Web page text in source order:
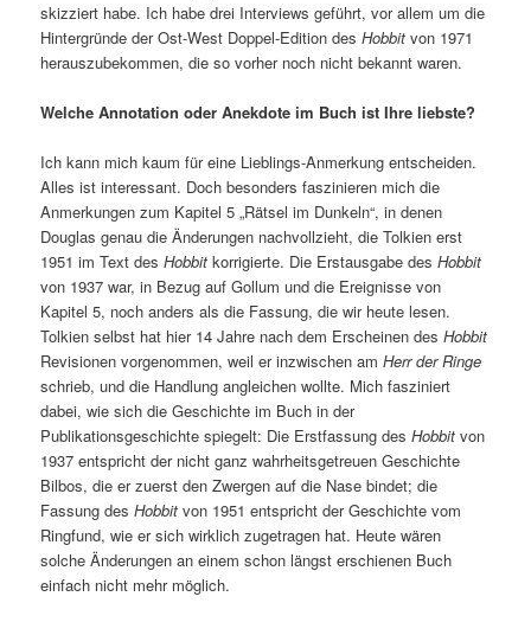
skizziert habe. Ich habe drei Interviews geführt, vor allem um die
Hintergründe der Ost-West Doppel-Edition desHobbit von 1971
herauszubekommen, die so vorher noch nicht bekannt waren.
Welche Annotation oder Anekdote im Buch ist Ihre liebste?
Ich kann mich kaum für eine Lieblings-Anmerkung entscheiden.
Alles ist interessant. Doch besonders faszinieren mich die
Anmerkungen zum Kapitel 5 „Rätsel im Dunkeln“, in denen
Douglas genau die Änderungen nachvollzieht, die Tolkien erst
1951 im Text desHobbit korrigierte. Die Erstausgabe desHobbit
von 1937 war, in Bezug auf Gollum und die Ereignisse von
Kapitel 5, noch anders als die Fassung, die wir heute lesen.
Tolkien selbst hat hier 14 Jahre nach dem Erscheinen desHobbit
Revisionen vorgenommen, weil er inzwischen amHerr der Ringe
schrieb, und die Handlung angleichen wollte. Mich fasziniert
dabei, wie sich die Geschichte im Buch in der
Publikationsgeschichte spiegelt: Die Erstfassung desHobbit von
1937 entspricht der nicht ganz wahrheitsgetreuen Geschichte
Bilbos, die er zuerst den Zwergen auf die Nase bindet; die
Fassung desHobbit von 1951 entspricht der Geschichte vom
Ringfund, wie er sich wirklich zugetragen hat. Heute wären
solche Änderungen an einem schon längst erschienen Buch
einfach nicht mehr möglich.